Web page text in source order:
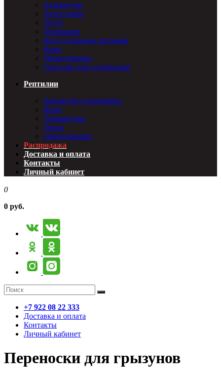
Аквариумы
Аксессуары
Грунт
Декорация
Искусственные растения
Корм
Оборудование
Средства для содержания
Рептилии
Лакомства и витамины
Корм
Террариумы
Декор
Оборудование
Распродажа
Доставка и оплата
Контакты
Личный кабинет
0
0 руб.
+7 922 08 22 333
Доставка и оплата
Контакты
Личный кабинет
Переноски для грызунов